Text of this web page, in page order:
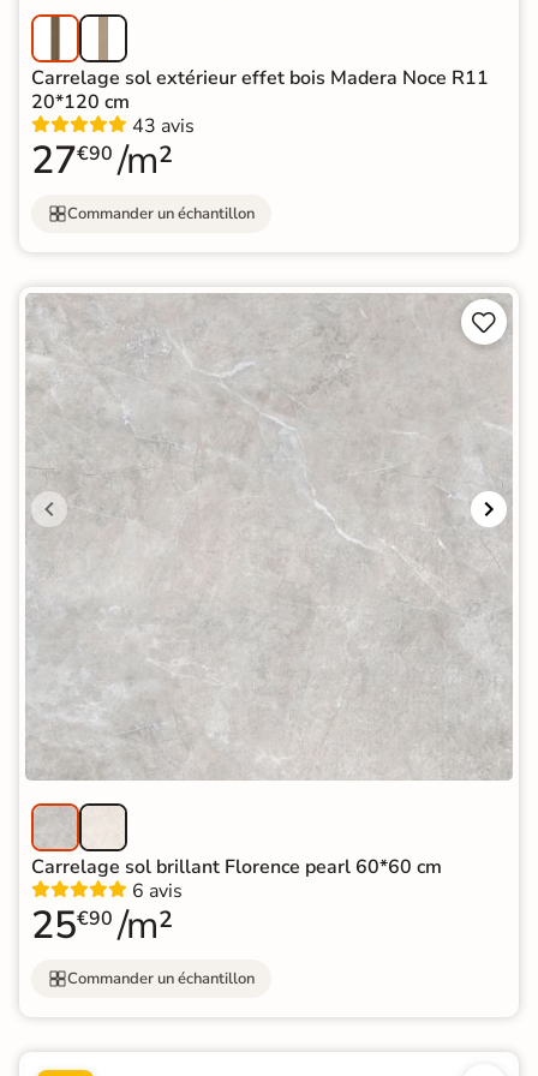
Carrelage sol extérieur effet bois Madera Noce R11
20*120 cm
43 avis
27€90 /m²
Commander un échantillon


Carrelage sol brillant Florence pearl 60*60 cm
6 avis
25€90 /m²
Commander un échantillon